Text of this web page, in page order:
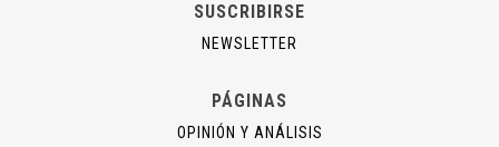
SUSCRIBIRSE
NEWSLETTER
PÁGINAS
OPINIÓN Y ANÁLISIS